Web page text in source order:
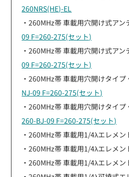
260NRS(HE)-EL
・260MHz帯 車載用穴開け式ア
09 F=260-275(セット)
・260MHz帯 車載用穴開け式ア
09 F=260-275(セット)
・260MHz帯 車載用穴開けタイ
NJ-09 F=260-275(セット)
・260MHz帯 車載用穴開けタイ
260-BJ-09 F=260-275(セット)
・260MHz帯 車載用1/4λエレメン
・260MHz帯 車載用1/4λエレメン
・260MHz帯 車載用1/4λエレメン